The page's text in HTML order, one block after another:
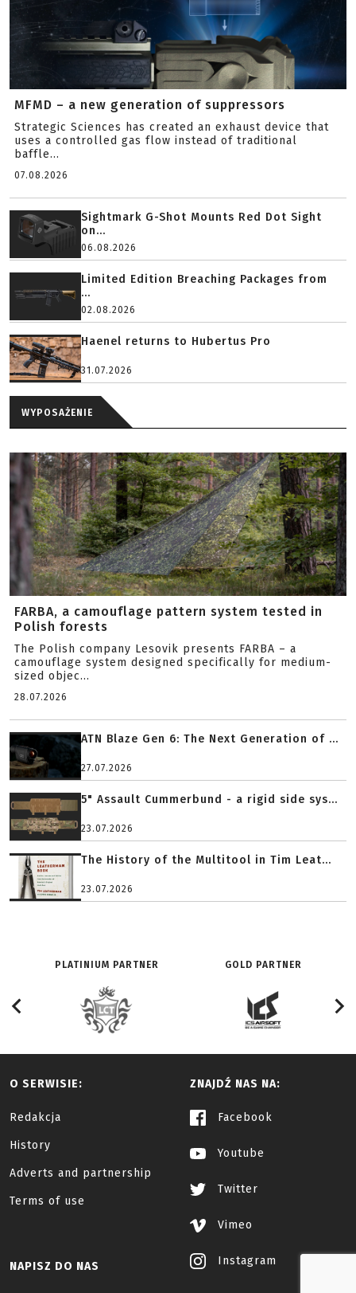
MFMD – a new generation of suppressors
Strategic Sciences has created an exhaust device that
uses a controlled gas flow instead of traditional
baffle...
07.08.2026
Sightmark G-Shot Mounts Red Dot Sight
on...
06.08.2026
Limited Edition Breaching Packages from
...
02.08.2026
Haenel returns to Hubertus Pro
31.07.2026
WYPOSAŻENIE
FARBA, a camouflage pattern system tested in
Polish forests
The Polish company Lesovik presents FARBA – a
camouflage system designed specifically for medium-
sized objec...
28.07.2026
ATN Blaze Gen 6: The Next Generation of ...
27.07.2026
5" Assault Cummerbund - a rigid side sys...
23.07.2026
The History of the Multitool in Tim Leat...
23.07.2026
PLATINIUM PARTNER GOLD PARTNER
O SERWISIE:
Redakcja
History
Adverts and partnership
Terms of use
ZNAJDŹ NAS NA:
Facebook
Youtube
Twitter
Vimeo
Instagram
NAPISZ DO NAS